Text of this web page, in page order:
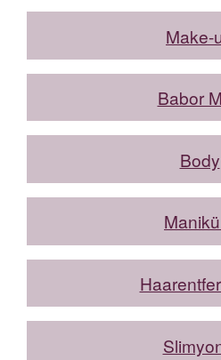
Make-
Babor
Body